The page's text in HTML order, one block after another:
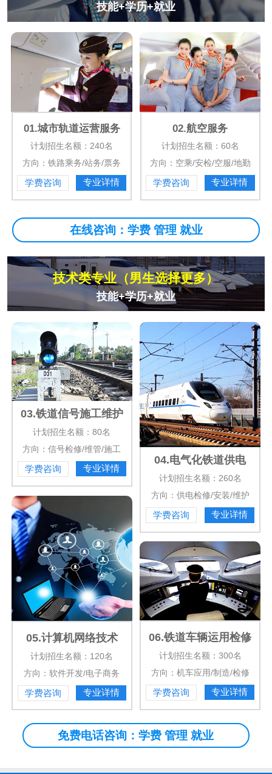
技能+学历+就业
01.城市轨道运营服务
计划招生名额：240名
方向：铁路乘务/站务/票务
学费咨询 专业详情
02.航空服务
计划招生名额：60名
方向：空乘/安检/空服/地勤
学费咨询 专业详情
在线咨询：学费 管理 就业
技术类专业（男生选择更多）
技能+学历+就业
03.铁道信号施工维护
计划招生名额：80名
方向：信号检修/维管/施工
学费咨询 专业详情
04.电气化铁道供电
计划招生名额：260名
方向：供电检修/安装/维护
学费咨询 专业详情
05.计算机网络技术
计划招生名额：120名
方向：软件开发/电子商务
学费咨询 专业详情
06.铁道车辆运用检修
计划招生名额：300名
方向：机车应用/制造/检修
学费咨询 专业详情
免费电话咨询：学费 管理 就业